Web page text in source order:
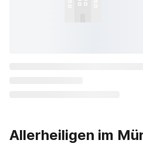
Allerheiligen im